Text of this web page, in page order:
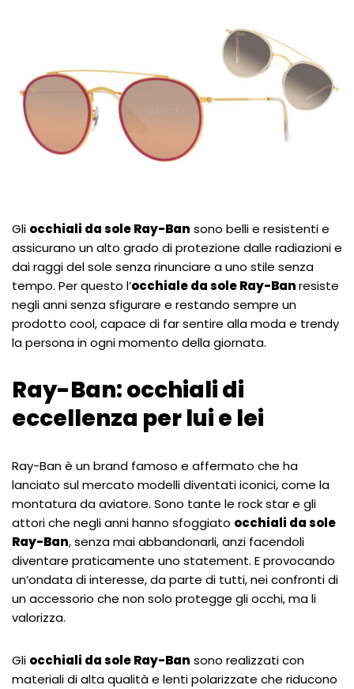
Gli occhiali da sole Ray-Ban sono belli e resistenti e
assicurano un alto grado di protezione dalle radiazioni e
dai raggi del sole senza rinunciare a uno stile senza
tempo. Per questo l’occhiale da sole Ray-Banresiste
negli anni senza sfigurare e restando sempre un
prodotto cool, capace di far sentire alla moda e trendy
la persona in ogni momento della giornata.
Ray-Ban: occhiali di
eccellenza per lui e lei
Ray-Ban è un brand famoso e affermato che ha
lanciato sul mercato modelli diventati iconici, come la
montatura da aviatore. Sono tante le rock star e gli
attori che negli anni hanno sfoggiato occhiali da sole
Ray-Ban, senza mai abbandonarli, anzi facendoli
diventare praticamente uno statement. E provocando
un’ondata di interesse, da parte di tutti, nei confronti di
un accessorio che non solo protegge gli occhi, ma li
valorizza.
Gli occhiali da sole Ray-Ban sono realizzati con
materiali di alta qualità e lenti polarizzate che riducono